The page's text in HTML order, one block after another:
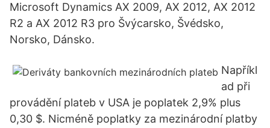
Microsoft Dynamics AX 2009, AX 2012, AX 2012
R2 a AX 2012 R3 pro Švýcarsko, Švédsko,
Norsko, Dánsko.
Napříkl
ad při
provádění plateb v USA je poplatek 2,9% plus
0,30 $. Nicméně poplatky za mezinárodní platby